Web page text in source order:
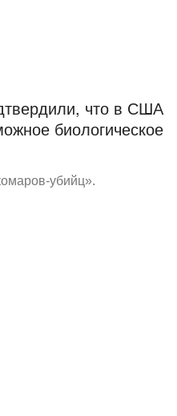
что в США
биологическое
убийц».